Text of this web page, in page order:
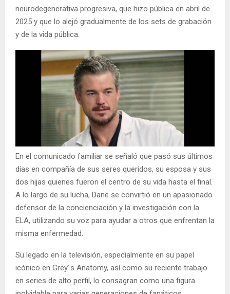
neurodegenerativa progresiva, que hizo pública en abril de
2025 y que lo alejó gradualmente de los sets de grabación
y de la vida pública.
En el comunicado familiar se señaló que pasó sus últimos
días en compañía de sus seres queridos, su esposa y sus
dos hijas quienes fueron el centro de su vida hasta el final.
A lo largo de su lucha, Dane se convirtió en un apasionado
defensor de la concienciación y la investigación con la
ELA, utilizando su voz para ayudar a otros que enfrentan la
misma enfermedad.
Su legado en la televisión, especialmente en su papel
icónico en Grey´s Anatomy, así como su reciente trabajo
en series de alto perfil, lo consagran como una figura